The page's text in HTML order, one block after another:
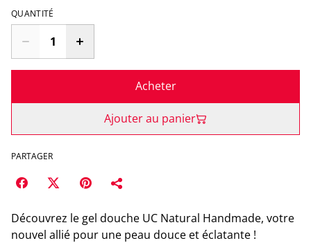
QUANTITÉ
Acheter
Ajouter au panier
PARTAGER
Découvrez le gel douche UC Natural Handmade, votre
nouvel allié pour une peau douce et éclatante !